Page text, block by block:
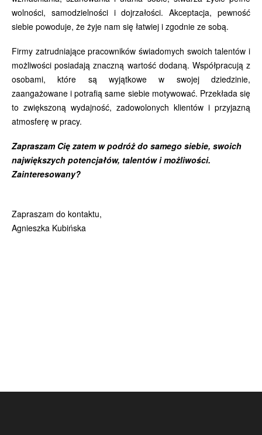
wolności, samodzielności i dojrzałości. Akceptacja, pewność
siebie powoduje, że żyje nam się łatwiej i zgodnie ze sobą.
Firmy zatrudniające pracowników świadomych swoich talentów i
możliwości posiadają znaczną wartość dodaną. Współpracują z
osobami, które są wyjątkowe w swojej dziedzinie,
zaangażowane i potrafią same siebie motywować. Przekłada się
to zwiększoną wydajność, zadowolonych klientów i przyjazną
atmosferę w pracy.
Zapraszam Cię zatem w podróż do samego siebie, swoich
największych potencjałów, talentów i możliwości.
Zainteresowany?
Zapraszam do kontaktu,
Agnieszka Kubińska